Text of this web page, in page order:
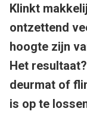
Klinkt
ontzettend
hoogte zijn
Het
deurmat of
is op te